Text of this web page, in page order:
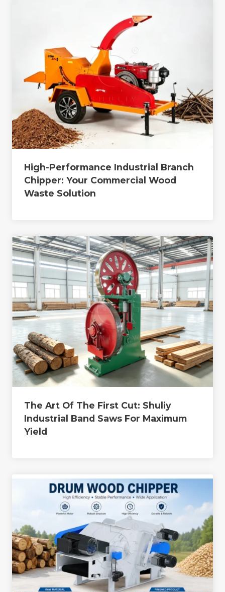
High-Performance Industrial Branch
Chipper: Your Commercial Wood
Waste Solution
The Art Of The First Cut: Shuliy
Industrial Band Saws For Maximum
Yield